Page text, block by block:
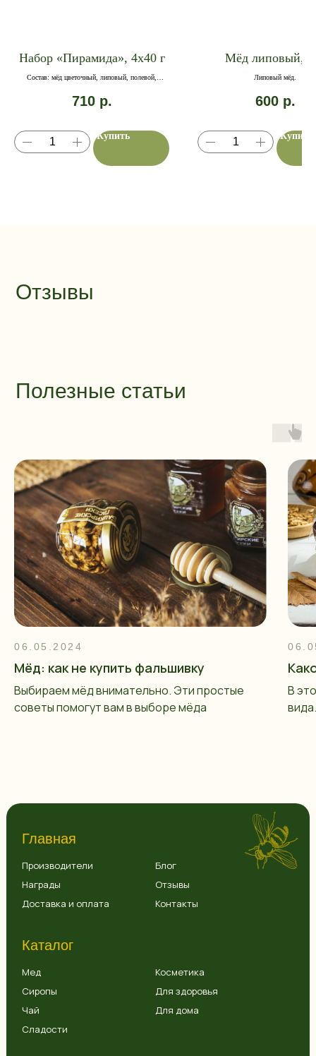
Набор «Пирамида», 4x40 г
Состав: мёд цветочный, липовый, полевой,
710 р.
Купить
Мёд липовый,
Липовый мёд.
600 р.
Купить
Отзывы
Полезные статьи
06.05.2024
Мёд: как не купить фальшивку
Выбираем мёд внимательно. Эти простые
советы помогут вам в выборе мёда
В
Главная
Производители
Награды
Отзывы
Блог
Доставка и оплата
Каталог
Мед
Сиропы
Чай
Сладости
Косметика
Для дома
Для здоровья
Контакты